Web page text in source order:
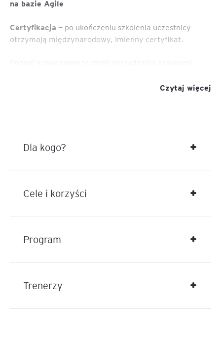
na bazie Agile
Certyfikacja — po ukończeniu szkolenia uczestnicy
otrzymają międzynarodowy, imienny certyfikat.
potencjale oraz pomoc w przedefiniowania percepcji
procesami i systemami, aby służyły ludziom, a nie
myślenia o tym, że wszyscy pracownicy firmy, a nie
podejściu Management 1.0 oraz 2.0, są
zarządzanie organizacją.
Szkolenie odpowiada następującym kompetencjom
Czytaj więcej
Dla kogo?
Cele i korzyści
Program
Trenerzy